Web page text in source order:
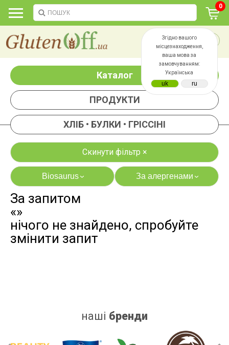
Згідно вашого
місцезнаходження,
ваша мова за
замовчуванням:
Українська
0
Каталог
ПРОДУКТИ
ХЛІБ • БУЛКИ • ГРІССІНІ
Скинути фільтр ×
Biosaurus› За алергенами›
яєць
дріжджів
За запитом
«»
нічого не знайдено, спробуйте
змінити запит
наші бренди